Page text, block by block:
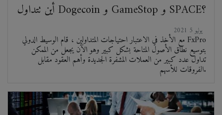
أين تتداول Dogecoin و GameStop و SPACE؟
2021 يوليو 5
مع الأخذ في الاعتبار احتياجات المتداولين ، قام الوسيط الدولي FxPro
بتوسيع نطاق الأصول المتاحة بشكل كبير وهو الآن يجعل من الممكن
تداول عدد كبير من العملات المشفرة الجديدة وأهم العقود مقابل
الفروقات للأسهم.